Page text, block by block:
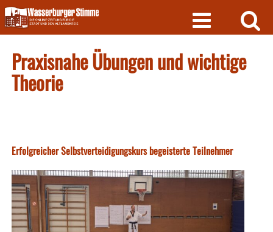
Skip
to
content
Praxisnahe Übungen und wichtige
Theorie
Erfolgreicher Selbstverteidigungskurs begeisterte Teilnehmer